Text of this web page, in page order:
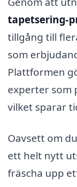
tapetsering-
tillgång till
som
Plattformen
experter som
vilket sparar
Oavsett om
ett helt nytt
fräscha upp